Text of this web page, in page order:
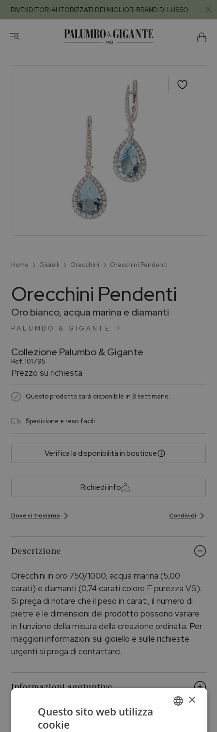
RIVENDITORI AUTORIZZATI DEI MIGLIORI BRAND DI LUSSO.
Home Gioielli Orecchini Orecchini Pendenti
PALUMBO & GIGANTE
Orecchini Pendenti
Oro bianco, acqua marina e diamanti
Collezione Palumbo & Gigante
Ref. 101795
Prezzo su richiesta
Questo prodotto sarà disponibile in 8 settimane.
Spedizione e reso facili
Verifica la disponibilità in boutique
Richiedi info
Dove ci troviamo Condividi
Descrizione
Orecchini in oro 750/1000, acqua marina (5,00
carati) e diamanti (0,74 carati colore F purezza VS).
Si prega di notare che il peso in carati, il numero di
pietre e le dimensioni del prodotto possono variare
in funzione della misura della creazione ordinata. Per
maggiori informazioni sul gioiello e sulle richieste
urgenti si prega di contattarci.
Informazioni aggiuntive
Occasioni
×
Questo sito web utilizza
cookie